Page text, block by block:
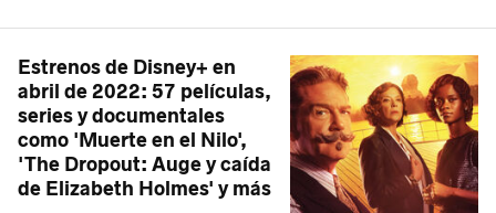
Estrenos de Disney+ en
abril de 2022: 57 películas,
series y documentales
como 'Muerte en el Nilo',
'The Dropout: Auge y caída
de Elizabeth Holmes' y más